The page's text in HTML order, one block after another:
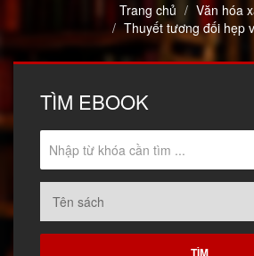
Trang chủ
Văn hóa
Thuyết tương đối hẹp
TÌM EBOOK